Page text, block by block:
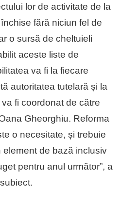
lor de activitate de la
fără niciun fel de
o sursă de cheltuieli
aceste liste de
va fi la fiecare
autoritatea tutelară și la
fi coordonat de către
Gheorghiu. Reforma
o necesitate, și trebuie
element de bază inclusiv
pentru anul următor”, a